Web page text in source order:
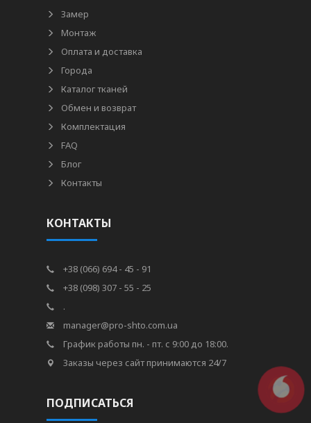
Замер
Монтаж
Оплата и доставка
Города
Каталог тканей
Обмен и возврат
Комплектация
FAQ
Блог
Контакты
КОНТАКТЫ
+38 (066) 694 - 45 - 91
+38 (098) 307 - 55 - 25
.
manager@pro-shto.com.ua
График работы пн. - пт. с 9:00 до 18:00.
Заказы через сайт принимаются 24/7
ПОДПИСАТЬСЯ